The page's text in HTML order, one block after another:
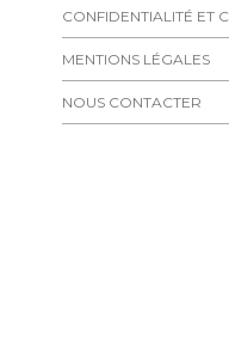
CONFIDENTIALITÉ ET
MENTIONS LÉGALES
NOUS CONTACTER